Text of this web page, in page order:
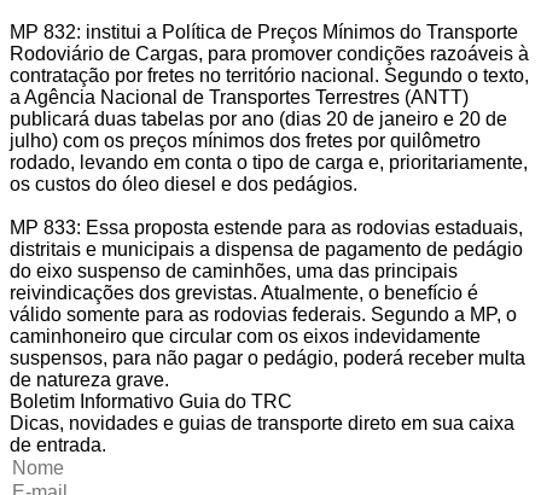
MP 832: institui a Política de Preços Mínimos do Transporte
Rodoviário de Cargas, para promover condições razoáveis à
contratação por fretes no território nacional. Segundo o texto,
a Agência Nacional de Transportes Terrestres (ANTT)
publicará duas tabelas por ano (dias 20 de janeiro e 20 de
julho) com os preços mínimos dos fretes por quilômetro
rodado, levando em conta o tipo de carga e, prioritariamente,
os custos do óleo diesel e dos pedágios.
MP 833: Essa proposta estende para as rodovias estaduais,
distritais e municipais a dispensa de pagamento de pedágio
do eixo suspenso de caminhões, uma das principais
reivindicações dos grevistas. Atualmente, o benefício é
válido somente para as rodovias federais. Segundo a MP, o
caminhoneiro que circular com os eixos indevidamente
suspensos, para não pagar o pedágio, poderá receber multa
de natureza grave.
Boletim Informativo Guia do TRC
Dicas, novidades e guias de transporte direto em sua caixa
de entrada.